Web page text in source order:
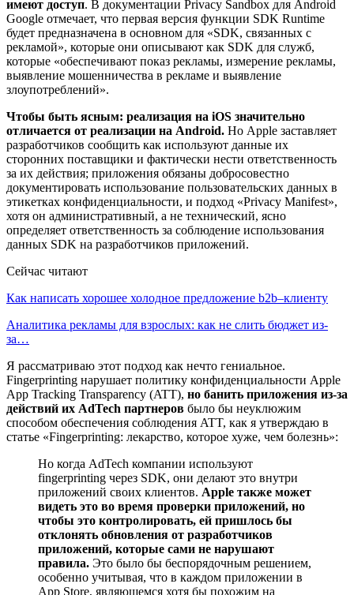
имеют доступ. В документации Privacy Sandbox для Android
Google отмечает, что первая версия функции SDK Runtime
будет предназначена в основном для «SDK, связанных с
рекламой», которые они описывают как SDK для служб,
которые «обеспечивают показ рекламы, измерение рекламы,
выявление мошенничества в рекламе и выявление
злоупотреблений».
Чтобы быть ясным: реализация на iOS значительно
отличается от реализации на Android. Но Apple заставляет
разработчиков сообщить как используют данные их
сторонних поставщики и фактически нести ответственность
за их действия; приложения обязаны добросовестно
документировать использование пользовательских данных в
этикетках конфиденциальности, и подход «Privacy Manifest»,
хотя он административный, а не технический, ясно
определяет ответственность за соблюдение использования
данных SDK на разработчиков приложений.
Сейчас читают
Как написать хорошее холодное предложение b2b–клиенту
Аналитика рекламы для взрослых: как не слить бюджет из-
за…
Я рассматриваю этот подход как нечто гениальное.
Fingerprinting нарушает политику конфиденциальности Apple
App Tracking Transparency (ATT), но банить приложения из-за
действий их AdTech партнеров было бы неуклюжим
способом обеспечения соблюдения ATT, как я утверждаю в
статье «Fingerprinting: лекарство, которое хуже, чем болезнь»:
Но когда AdTech компании используют
fingerprinting через SDK, они делают это внутри
приложений своих клиентов. Apple также может
видеть это во время проверки приложений, но
чтобы это контролировать, ей пришлось бы
отклонять обновления от разработчиков
приложений, которые сами не нарушают
правила. Это было бы беспорядочным решением,
особенно учитывая, что в каждом приложении в
App Store, являющемся хотя бы похожим на